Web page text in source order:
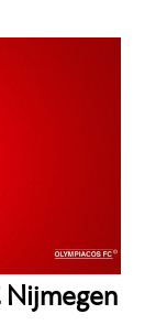
Nijmegen